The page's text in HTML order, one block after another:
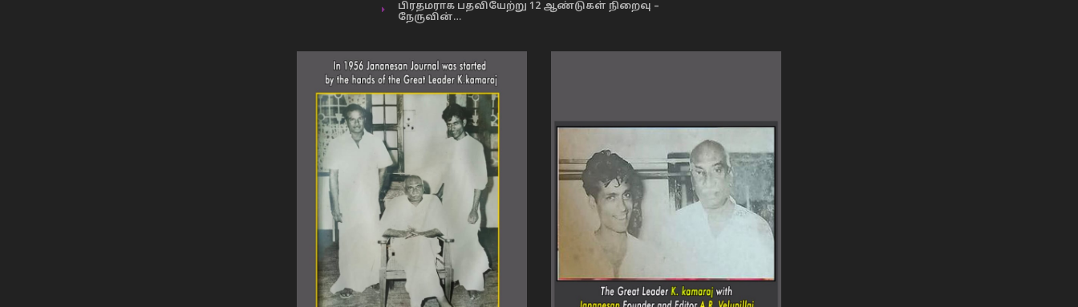
பிரதமராக பதவியேற்று 12 ஆண்டுகள் நிறைவு –
நேருவின்…